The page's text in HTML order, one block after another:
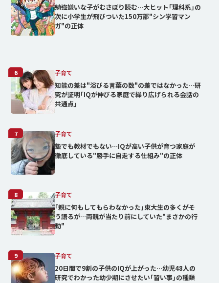
勉強嫌いな子がむさぼり読む…大ヒット｢理科系｣の
次に小学生が飛びついた150万部"シン学習マン
ガ"の正体
6 子育て
知能の差は"浴びる言葉の数"の差ではなかった…研
究が証明｢IQが伸びる家庭で繰り広げられる会話の
共通点｣
7 子育て
塾でも教材でもない…IQが高い子供が育つ家庭が
徹底している"勝手に自走する仕組み"の正体
8 子育て
｢親に何もしてもらわなかった｣東大生の多くがそ
う語るが…両親が当たり前にしていた"まさかの行
動"
9 子育て
20日間で9割の子供のIQが上がった…幼児48人の
研究でわかった幼少期にさせたい｢習い事｣の種類